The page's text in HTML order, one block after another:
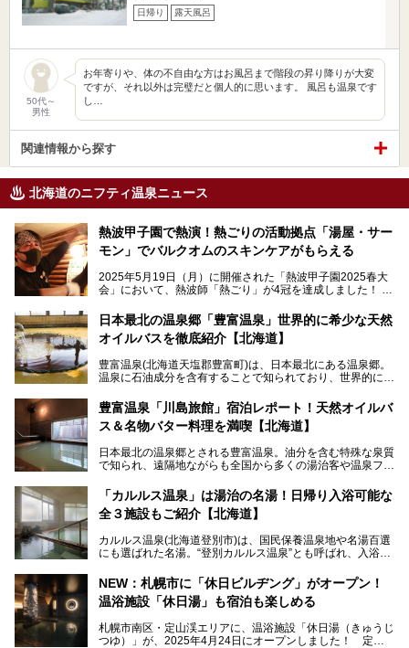
日帰り 露天風呂
50代～
男性
お年寄りや、体の不自由な方はお風呂まで階段の昇り降りが大変
ですが、それ以外は完璧だと個人的に思います。 風呂も温泉です
し…
関連情報から探す
北海道のニフティ温泉ニュース
熱波甲子園で熱演！熱ごりの活動拠点「湯屋・サー
モン」でバルクオムのスキンケアがもらえる
2025年5月19日（月）に開催された「熱波甲子園2025春大
会」において、熱波師「熱ごり」が4冠を達成しました！
動拠点である北海道の銭湯「湯屋・サーモン」にて、メンズ
スキンケアブランド バルクオムの「ONE DAY KIT」を数量
限定でプレゼントいたします。
で、ぜひお試しください。※6月13日配布開始、なくなり次
第終了
───
提供元：株式会社バルクオム【PR】
この記事は株式会社バルクオム商品のPR記事です。
日本最北の温泉郷「豊富温泉」世界的に希少な天然
オイルバスを徹底紹介【北海道】
豊富温泉(北海道天塩郡豊富町)は、日本最北にある温泉郷。
温泉に石油成分を含有することで知られており、世界的にも
に特効があると言われ、遠隔地ながらも全国から湯治・療養
目的で多くの人々が訪れます。
地体験し、独自の視点で豊富温泉の“天然オイルバス”をレポ
ート。温泉地概要や日帰り入浴施設をはじめ、宿泊施設・ア
豊富温泉「川島旅館」宿泊レポート！天然オイルバ
ス＆名物バター料理を満喫【北海道】
日本最北の温泉郷とされる豊富温泉。油分を含む特殊な泉質
で知られ、遠隔地ながらも全国から多くの湯治客や温泉ファ
「川島旅館」は、豊富温泉の開湯当初から営業する老舗旅
館。とりわけ温泉の良さと名物のバター料理に定評があり、
の温泉や料理をはじめ、パブリックスペース・客室など宿の
全貌を徹底的にご紹介します！
「カルルス温泉」は湯治の名湯！日帰り入浴可能な
全３施設もご紹介【北海道】
カルルス温泉(北海道登別市)は、国民保養温泉地や名湯百選
にも選ばれた名湯。“登別カルルス温泉”とも呼ばれ、入浴剤
豊かな登別温泉とは対照的な存在で、今も湯治場的な要素が
残る閑静な温泉地です。
地体験し、カルルス温泉をご紹介。温泉地の概要や泉質解説
をはじめ、日帰り入浴可能な全３施設の紹介・周辺観光・ア
NEW：札幌市に「休日ビルヂング」がオープン！
温浴施設「休日湯」も宿泊も楽しめる
札幌市南区・定山渓エリアに、温浴施設「休日湯（きゅうじ
つゆ）」が、2025年4月24日にオープンしました！ 定山